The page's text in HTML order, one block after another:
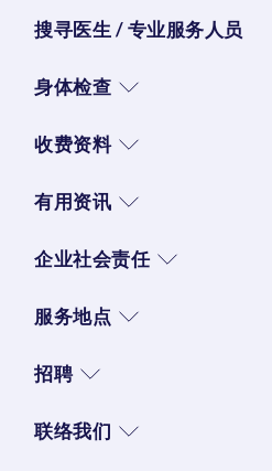
搜寻医生 / 专业服务人员
身体检查
收费资料
有用资讯
企业社会责任
服务地点
招聘
联络我们